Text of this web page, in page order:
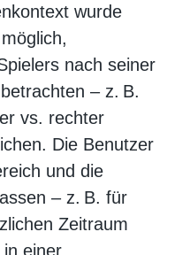
wurde
nach seiner
– z. B.
vs. rechter
Die Benutzer
und die
– z. B. für
Zeitraum
einer